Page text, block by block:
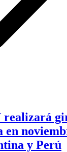
realizará
en
y Perú